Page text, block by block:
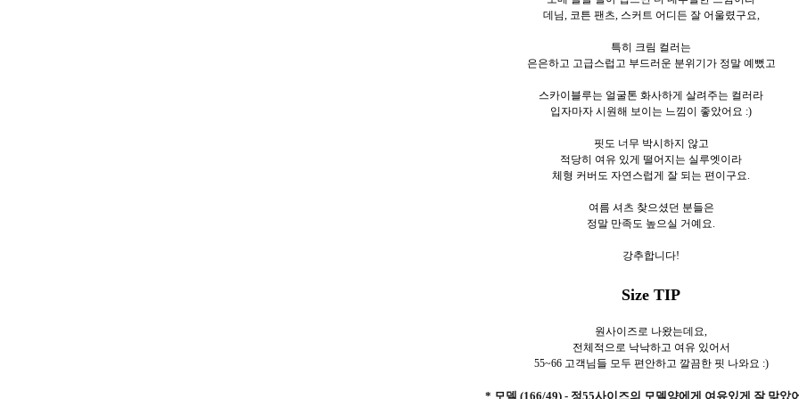
데님, 코튼 팬츠, 스커트 어디든 잘 어울렸구요,
특히 크림 컬러는
은은하고 고급스럽고 부드러운 분위기가 정말 예뻤고
스카이블루는 얼굴톤 화사하게 살려주는 컬러라
입자마자 시원해 보이는 느낌이 좋았어요 :)
핏도 너무 박시하지 않고
적당히 여유 있게 떨어지는 실루엣이라
체형 커버도 자연스럽게 잘 되는 편이구요.
여름 셔츠 찾으셨던 분들은
정말 만족도 높으실 거예요.
강추합니다!
Size TIP
원사이즈로 나왔는데요,
전체적으로 낙낙하고 여유 있어서
55~66 고객님들 모두 편안하고 깔끔한 핏 나와요 :)
* 모델 (166/49) - 정55사이즈의 모델양에게 여유있게 잘 맞았